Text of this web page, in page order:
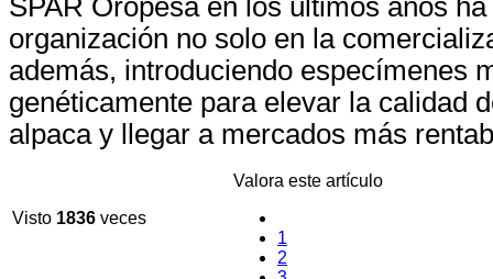
SPAR Oropesa en los últimos años
organización no solo en la
además, introduciendo especímenes
genéticamente para elevar la calidad
alpaca y llegar a mercados más
Visto 1836 veces
Valora este artículo
1
2